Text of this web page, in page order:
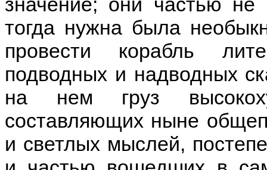
тогда нужна была
провести корабль
подводных и надводных
на нем груз
составляющих ныне
и светлых мыслей,